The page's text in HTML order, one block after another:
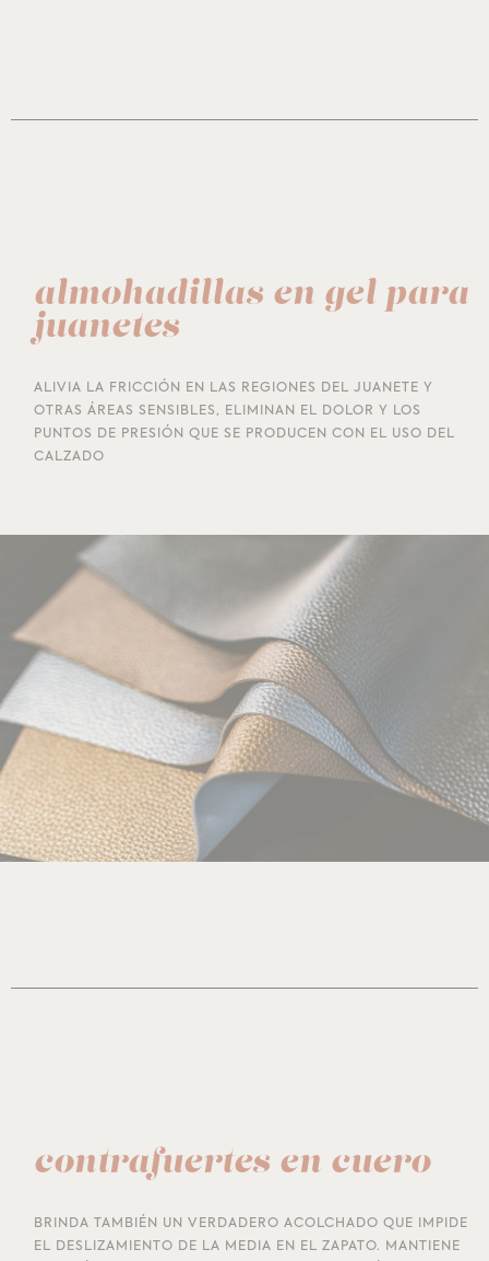
almohadillas en gel para
juanetes
ALIVIA LA FRICCIÓN EN LAS REGIONES DEL JUANETE Y
OTRAS ÁREAS SENSIBLES, ELIMINAN EL DOLOR Y LOS
PUNTOS DE PRESIÓN QUE SE PRODUCEN CON EL USO DEL
CALZADO ​
contrafuertes en cuero
BRINDA TAMBIÉN UN VERDADERO ACOLCHADO QUE IMPIDE
EL DESLIZAMIENTO DE LA MEDIA EN EL ZAPATO. MANTIENE